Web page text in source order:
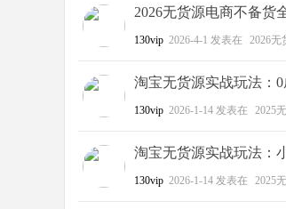
2026无货源电商不备货
130vip 2026-4-1 发表在 2026无
淘宝无货源实战玩法：
130vip 2026-1-14 发表在 2025
淘宝无货源实战玩法：
130vip 2026-1-14 发表在 2025